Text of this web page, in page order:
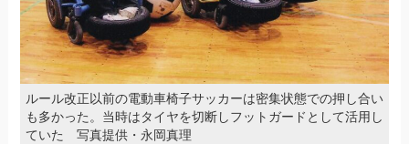
ルール改正以前の電動車椅子サッカーは密集状態での押し合い
も多かった。当時はタイヤを切断しフットガードとして活用し
ていた 写真提供・永岡真理